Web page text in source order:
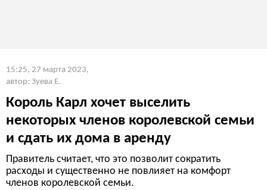
15:25, 27 марта 2023,
автор: Зуева Е.
Король Карл хочет выселить
некоторых членов королевской семьи
и сдать их дома в аренду
Правитель считает, что это позволит сократить
расходы и существенно не повлияет на комфорт
членов королевской семьи.